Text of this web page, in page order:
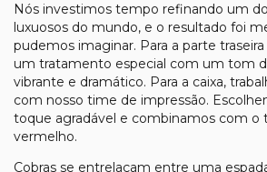
Nós investimos tempo refinando um
luxuosos do mundo, e o resultado foi
pudemos imaginar. Para a parte
um tratamento especial com um tom
vibrante e dramático. Para a caixa,
com nosso time de impressão.
toque agradável e combinamos com o
vermelho.
Cobras se entrelaçam entre uma